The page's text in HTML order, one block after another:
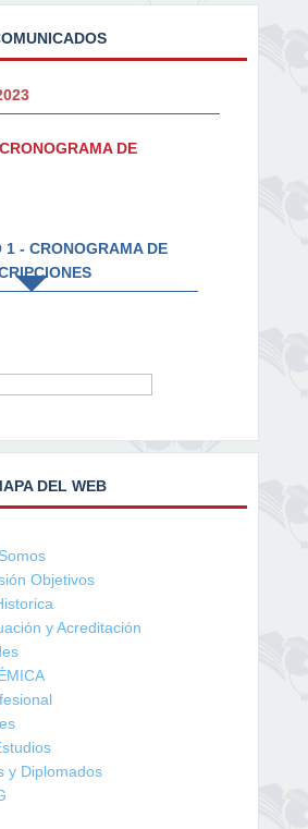
DE
1 - CRONOGRAMA DE
DEL WEB
Objetivos
y Acreditación
y Diplomados